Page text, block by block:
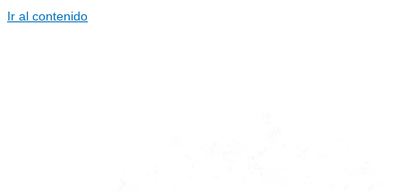
Ir al contenido